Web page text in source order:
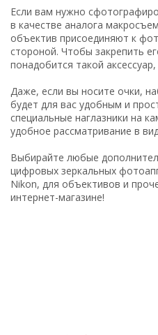
Если вам нужно
в качестве аналога
объектив присоединяют к
стороной. Чтобы закрепить
понадобится такой
Даже, если вы носите очки,
будет для вас удобным и
специальные наглазники на
удобное рассматривание в
Выбирайте любые
цифровых зеркальных
Nikon, для объективов и
интернет-магазине!